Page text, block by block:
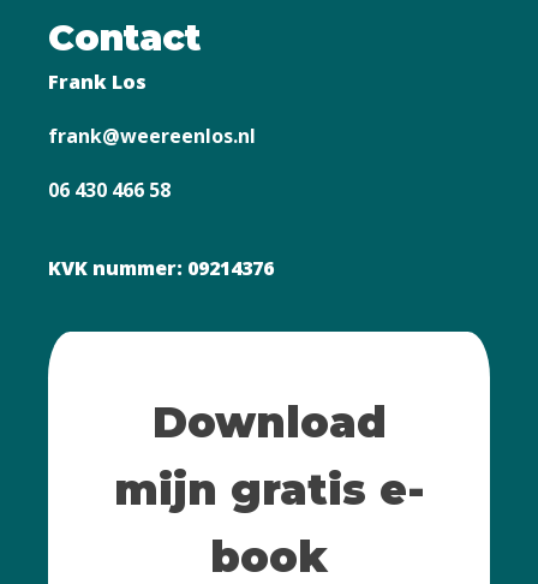
Contact
Frank Los
frank@weereenlos.nl
06 430 466 58
KVK nummer: 09214376
Download
mijn gratis e-
book